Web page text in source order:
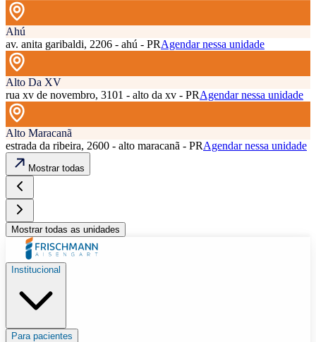
Ahú
av. anita garibaldi, 2206 - ahú - PRAgendar nessa unidade
Alto Da XV
rua xv de novembro, 3101 - alto da xv - PRAgendar nessa unidade
Alto Maracanã
estrada da ribeira, 2600 - alto maracanã - PRAgendar nessa unidade
Mostrar todas
Mostrar todas as unidades
Institucional
Para pacientes